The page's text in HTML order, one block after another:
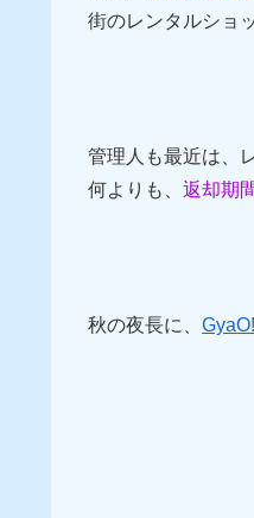
街のレンタルショ
管理人も最近は、
何よりも、 返却期
秋の夜長に、